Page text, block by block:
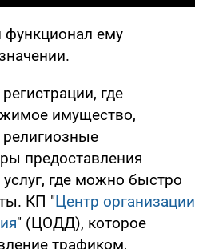
ему
где
имущество,
предоставления
где можно быстро
КП "Центр организации
" (ЦОДД), которое
трафиком,